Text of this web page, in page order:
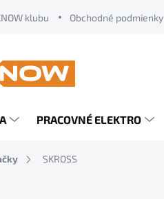
klubu Obchodné podmienky
PRACOVNÉ ELEKTRO
SKROSS